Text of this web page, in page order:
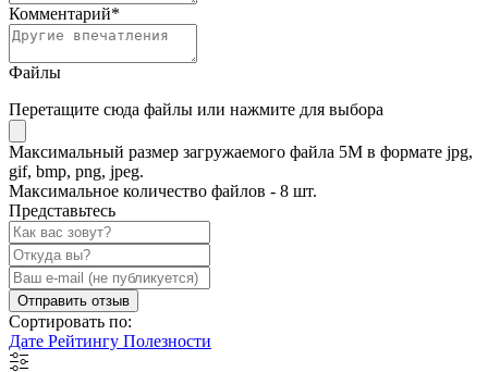
Комментарий*
Файлы
Перетащите сюда файлы или нажмите для выбора
Максимальный размер загружаемого файла 5M в формате jpg,
gif, bmp, png, jpeg.
Максимальное количество файлов - 8 шт.
Представьтесь
Отправить отзыв
Сортировать по:
Дате Рейтингу Полезности